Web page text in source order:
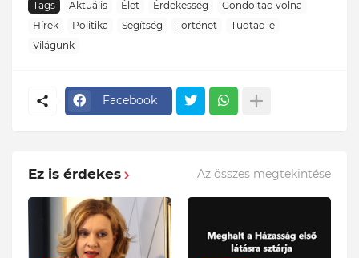
Tags Aktuális Élet Érdekesség
Gondoltad volna
Hírek
Politika Segítség Történet
Tudtad-e
Világunk
Facebook
Ez is érdekes Az összes megtekintése